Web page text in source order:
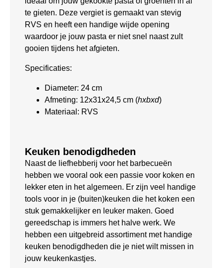
te gieten. Deze vergiet is gemaakt van stevig
RVS en heeft een handige wijde opening
waardoor je jouw pasta er niet snel naast zult
gooien tijdens het afgieten.
Specificaties:
Diameter: 24 cm
Afmeting: 12x31x24,5 cm (hxbxd)
Materiaal: RVS
Keuken benodigdheden
Naast de liefhebberij voor het barbecueën
hebben we vooral ook een passie voor koken en
lekker eten in het algemeen. Er zijn veel handige
tools voor in je (buiten)keuken die het koken een
stuk gemakkelijker en leuker maken. Goed
gereedschap is immers het halve werk. We
hebben een uitgebreid assortiment met handige
keuken benodigdheden die je niet wilt missen in
jouw keukenkastjes.